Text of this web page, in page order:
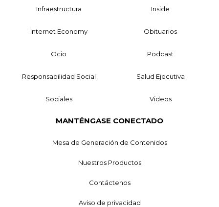
Infraestructura Inside
Internet Economy Obituarios
Ocio Podcast
Responsabilidad Social Salud Ejecutiva
Sociales Videos
MANTÉNGASE CONECTADO
Mesa de Generación de Contenidos
Nuestros Productos
Contáctenos
Aviso de privacidad